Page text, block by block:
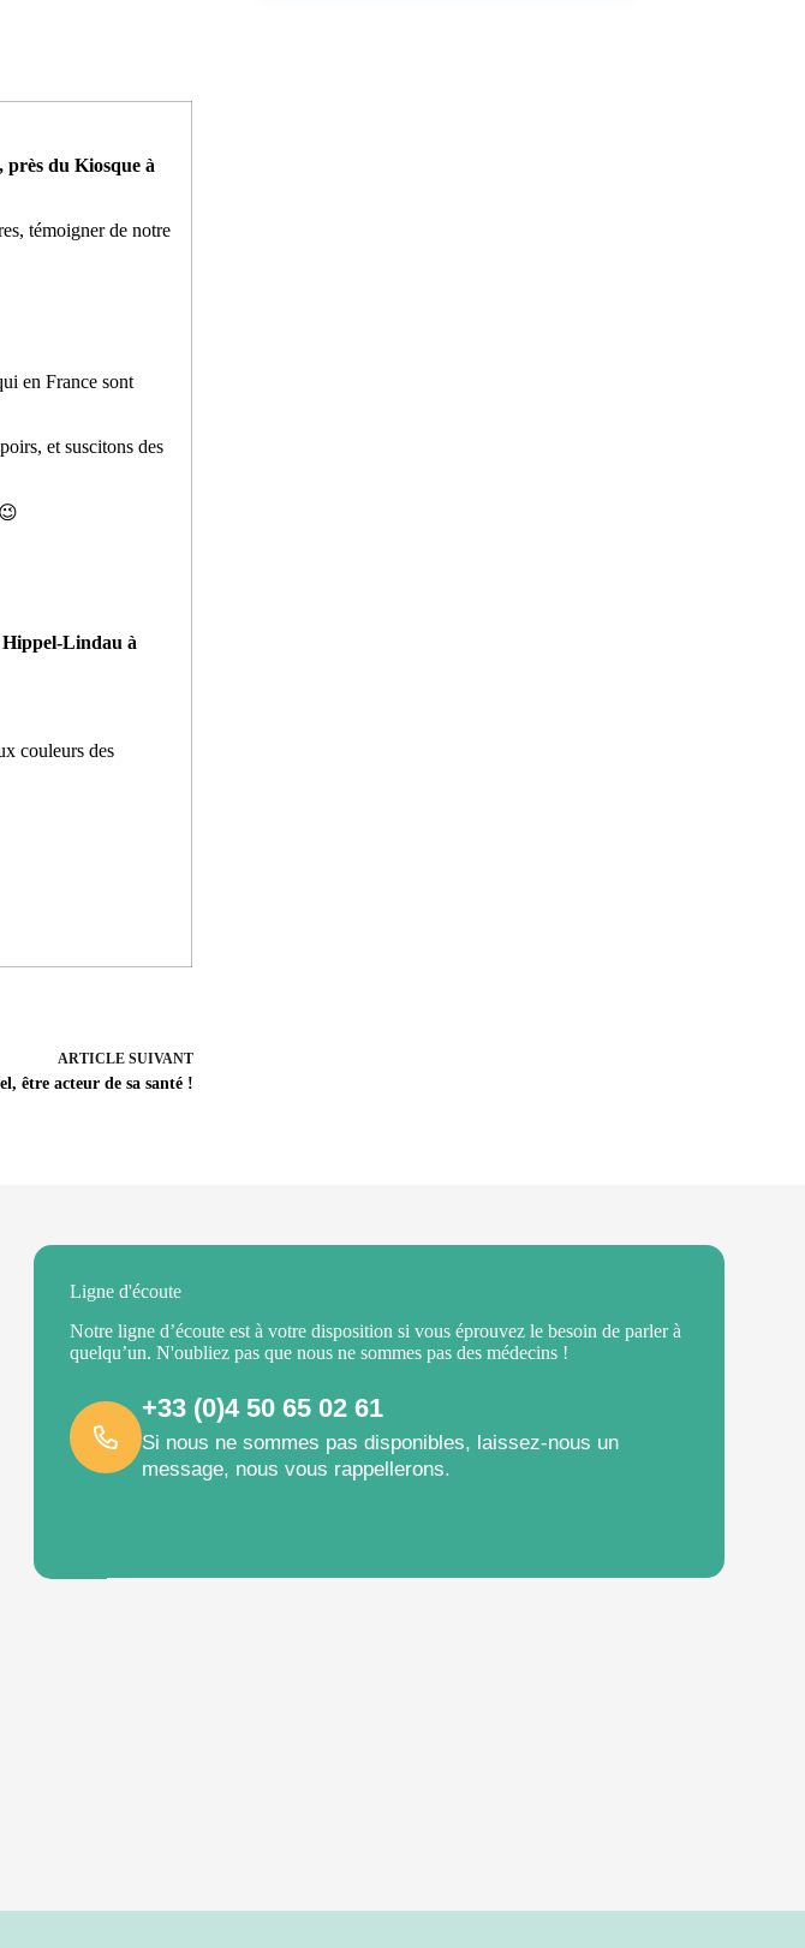
, près du Kiosque à
témoigner de notre
en France sont
et suscitons des
Lindau à
couleurs des
ARTICLESUIVANT
être acteur de sa santé !
Ligne d'écoute
Notre ligne d’écoute est à votre disposition si vous éprouvez le besoin de parler à
quelqu’un. N'oubliez pas que nous ne sommes pas des médecins !
+33 (0)4 50 65 02 61
Si nous ne sommes pas disponibles, laissez-nous un
message, nous vous rappellerons.